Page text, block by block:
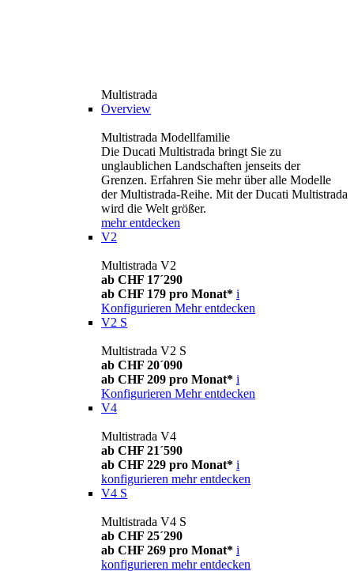
Multistrada
Overview
Multistrada Modellfamilie
Die Ducati Multistrada bringt Sie zu
unglaublichen Landschaften jenseits der
Grenzen. Erfahren Sie mehr über alle Modelle
der Multistrada-Reihe. Mit der Ducati Multistrada
wird die Welt größer.
mehr entdecken
V2
Multistrada V2
ab CHF 17´290
ab CHF 179 pro Monat* i
Konfigurieren Mehr entdecken
V2 S
Multistrada V2 S
ab CHF 20´090
ab CHF 209 pro Monat* i
Konfigurieren Mehr entdecken
V4
Multistrada V4
ab CHF 21´590
ab CHF 229 pro Monat* i
konfigurieren mehr entdecken
V4 S
Multistrada V4 S
ab CHF 25´290
ab CHF 269 pro Monat* i
konfigurieren mehr entdecken